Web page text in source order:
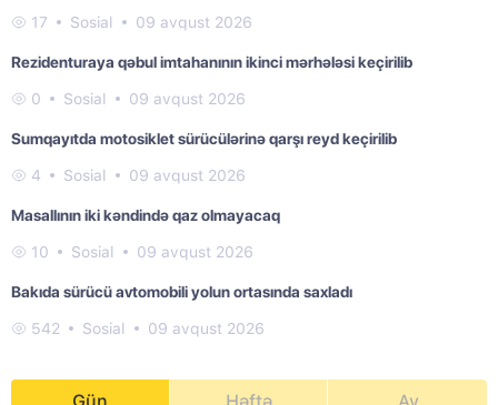
17 Sosial 09 avqust 2026
Rezidenturaya qəbul imtahanının ikinci mərhələsi keçirilib
0 Sosial 09 avqust 2026
Sumqayıtda motosiklet sürücülərinə qarşı reyd keçirilib
4 Sosial 09 avqust 2026
Masallının iki kəndində qaz olmayacaq
10 Sosial 09 avqust 2026
Bakıda sürücü avtomobili yolun ortasında saxladı
542 Sosial 09 avqust 2026